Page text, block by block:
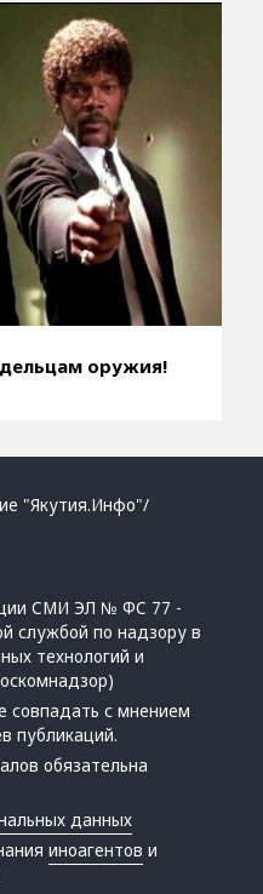
оружия!
"Якутия.Инфо"/
СМИ ЭЛ № ФС 77 -
службой по надзору в
технологий и
совпадать с мнением
публикаций.
обязательна
данных
иноагентов и